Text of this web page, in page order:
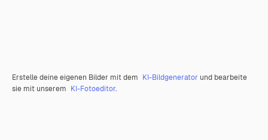
Erstelle deine eigenen Bilder mit dem KI-Bildgenerator und bearbeite
sie mit unserem KI-Fotoeditor.